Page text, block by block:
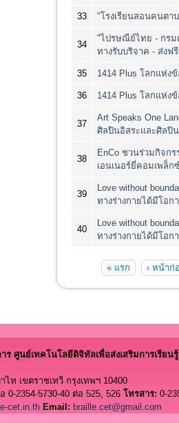
33 "โรงเรียนสอนคนตา
34
"ไปรษณีย์ไทย - กรม
ทางรับบริจาค - ส่งฟ
35 1414 Plus โลกแห่ง
36 1414 Plus โลกแห่ง
37
Art Speaks One
ศิลปินอิสระและศิลปิน
38
EnCo ชวนร่วมกิจก
เอนเนอร์ยี่คอมเพล็ก
39
Love without
ทางร่างกายได้มีโอก
40
Love without
ทางร่างกายได้มีโอก
« แรก ‹ หน้าก่
ศูนย์เทคโนโลยีดิจิทัลเพื่อส่งเสริมการเรียนรู้
ท เขตราชเทวี กรุงเทพฯ 10400
0-2354-5730-40 ต่อ 525, 526 โทรสาร: 0-
cet.in.th Email: braille.cet@gmail.com